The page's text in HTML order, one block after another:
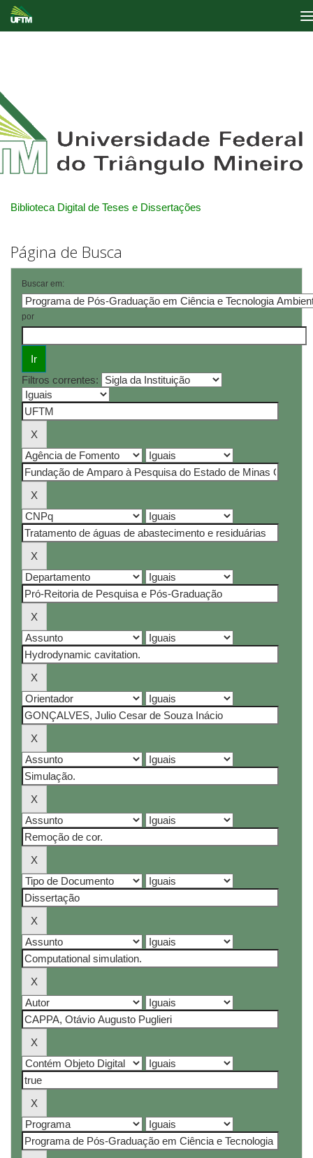
Biblioteca Digital de Teses e Dissertações
Página de Busca
Buscar em:
por
Filtros correntes: